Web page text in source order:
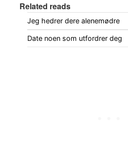
Related reads
Jeg hedrer dere alenemødre
Date noen som utfordrer deg